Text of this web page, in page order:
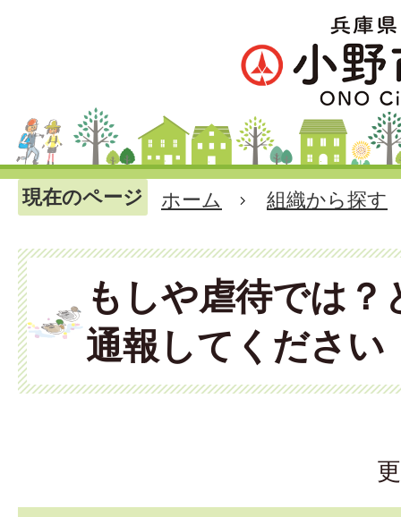
現在のページ ホーム 組織から探す
もしや虐待では？
通報してください